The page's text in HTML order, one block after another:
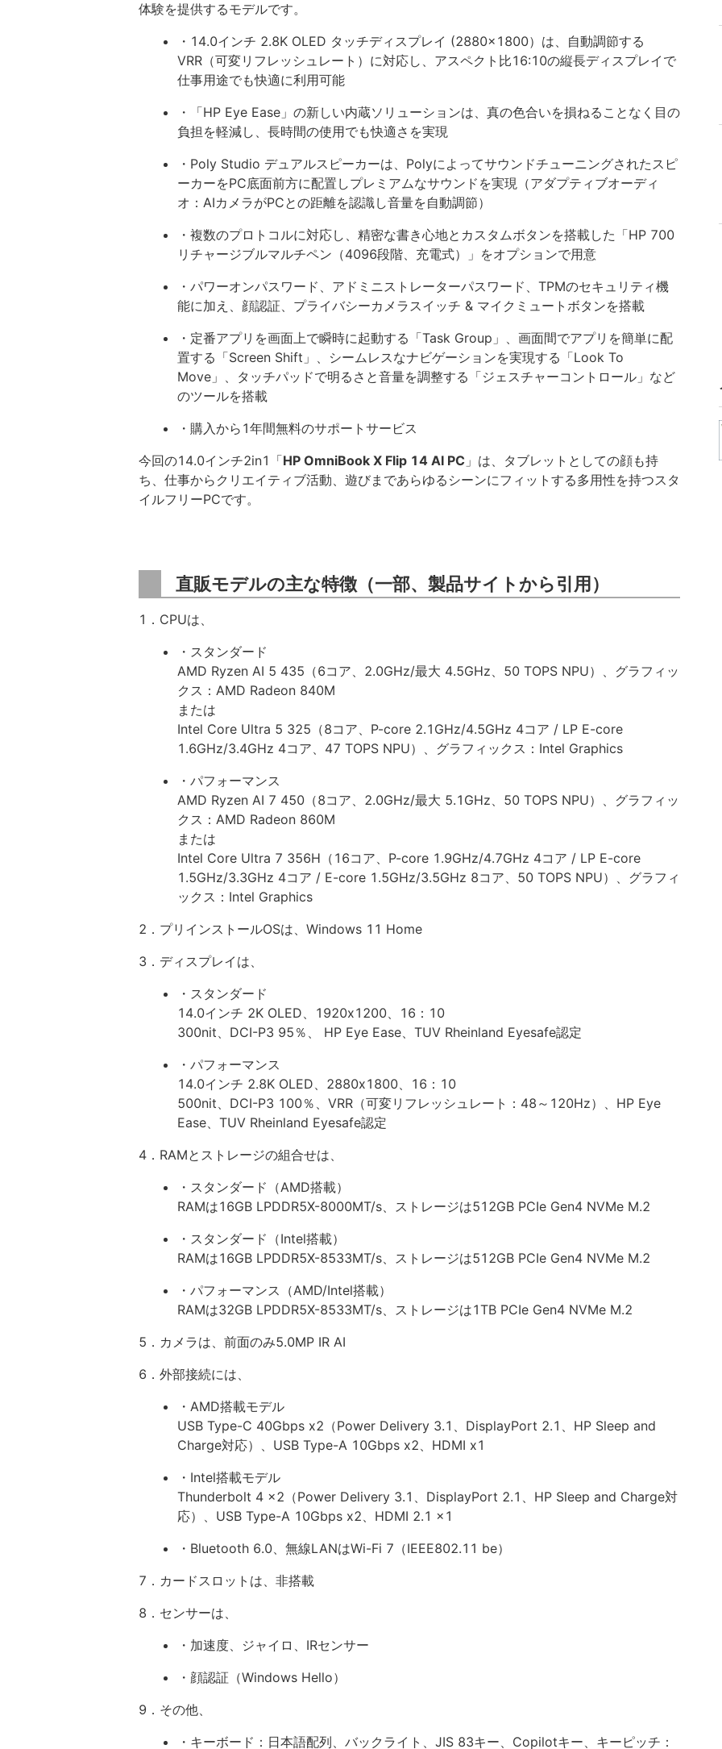
体験を提供するモデルです。
・14.0インチ 2.8K OLED タッチディスプレイ (2880×1800）は、自動調節する
VRR（可変リフレッシュレート）に対応し、アスペクト比16:10の縦長ディスプレイで
仕事用途でも快適に利用可能
・「HP Eye Ease」の新しい内蔵ソリューションは、真の色合いを損ねることなく目の
負担を軽減し、長時間の使用でも快適さを実現
・Poly Studio デュアルスピーカーは、Polyによってサウンドチューニングされたスピ
ーカーをPC底面前方に配置しプレミアムなサウンドを実現（アダプティブオーディ
オ：AIカメラがPCとの距離を認識し音量を自動調節）
・複数のプロトコルに対応し、精密な書き心地とカスタムボタンを搭載した「HP 700
リチャージブルマルチペン（4096段階、充電式）」をオプションで用意
・パワーオンパスワード、アドミニストレーターパスワード、TPMのセキュリティ機
能に加え、顔認証、プライバシーカメラスイッチ & マイクミュートボタンを搭載
・定番アプリを画面上で瞬時に起動する「Task Group」、画面間でアプリを簡単に配
置する「Screen Shift」、シームレスなナビゲーションを実現する「Look To
Move」、タッチパッドで明るさと音量を調整する「ジェスチャーコントロール」など
のツールを搭載
・購入から1年間無料のサポートサービス
今回の14.0インチ2in1「HP OmniBook X Flip 14 AI PC 」は、タブレットとしての顔も持
ち、仕事からクリエイティブ活動、遊びまであらゆるシーンにフィットする多用性を持つスタ
イルフリーPCです。
直販モデルの主な特徴（一部、製品サイトから引用）
1．CPUは、
・スタンダード
AMD Ryzen AI 5 435（6コア、2.0GHz/最大 4.5GHz、50 TOPS NPU）、グラフィッ
クス：AMD Radeon 840M
または
Intel Core Ultra 5 325（8コア、P-core 2.1GHz/4.5GHz 4コア / LP E-core
1.6GHz/3.4GHz 4コア、47 TOPS NPU）、グラフィックス：Intel Graphics
・パフォーマンス
AMD Ryzen AI 7 450（8コア、2.0GHz/最大 5.1GHz、50 TOPS NPU）、グラフィッ
クス：AMD Radeon 860M
または
Intel Core Ultra 7 356H（16コア、P-core 1.9GHz/4.7GHz 4コア / LP E-core
1.5GHz/3.3GHz 4コア / E-core 1.5GHz/3.5GHz 8コア、50 TOPS NPU）、グラフィ
ックス：Intel Graphics
2．プリインストールOSは、Windows 11 Home
3．ディスプレイは、
・スタンダード
14.0インチ 2K OLED、1920x1200、16：10
300nit、DCI-P3 95％、 HP Eye Ease、TUV Rheinland Eyesafe認定
・パフォーマンス
14.0インチ 2.8K OLED、2880x1800、16：10
500nit、DCI-P3 100％、VRR（可変リフレッシュレート：48～120Hz）、HP Eye
Ease、TUV Rheinland Eyesafe認定
4．RAMとストレージの組合せは、
・スタンダード（AMD搭載）
RAMは16GB LPDDR5X-8000MT/s、ストレージは512GB PCIe Gen4 NVMe M.2
・スタンダード（Intel搭載）
RAMは16GB LPDDR5X-8533MT/s、ストレージは512GB PCIe Gen4 NVMe M.2
・パフォーマンス（AMD/Intel搭載）
RAMは32GB LPDDR5X-8533MT/s、ストレージは1TB PCIe Gen4 NVMe M.2
5．カメラは、前面のみ5.0MP IR AI
6．外部接続には、
・AMD搭載モデル
USB Type-C 40Gbps x2（Power Delivery 3.1、DisplayPort 2.1、HP Sleep and
Charge対応）、USB Type-A 10Gbps x2、HDMI x1
・Intel搭載モデル
Thunderbolt 4 x2（Power Delivery 3.1、DisplayPort 2.1、HP Sleep and Charge対
応）、USB Type-A 10Gbps x2、HDMI 2.1 x1
・Bluetooth 6.0、無線LANはWi-Fi 7（IEEE802.11 be）
7．カードスロットは、非搭載
8．センサーは、
・加速度、ジャイロ、IRセンサー
・顔認証（Windows Hello）
9．その他、
・キーボード：日本語配列、バックライト、JIS 83キー、Copilotキー、キーピッチ：